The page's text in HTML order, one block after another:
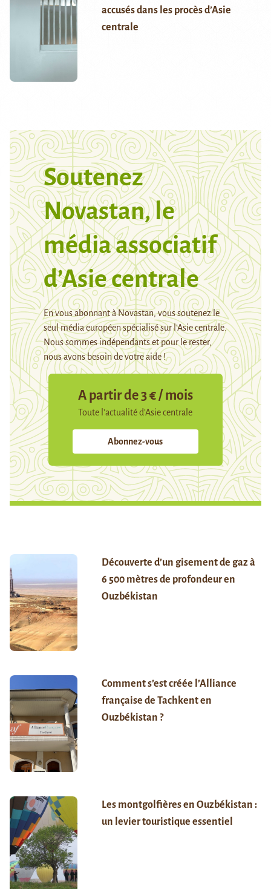
accusés dans les procès d’Asie
centrale
Soutenez
Novastan, le
média associatif
d’Asie centrale
En vous abonnant à Novastan, vous soutenez le
seul média européen spécialisé sur l’Asie centrale.
Nous sommes indépendants et pour le rester,
nous avons besoin de votre aide !
A partir de 3 € / mois
Toute l’actualité d’Asie centrale
Abonnez-vous
Découverte d’un gisement de gaz à
6 500 mètres de profondeur en
Ouzbékistan
Comment s’est créée l’Alliance
française de Tachkent en
Ouzbékistan ?
Les montgolfières en Ouzbékistan :
un levier touristique essentiel